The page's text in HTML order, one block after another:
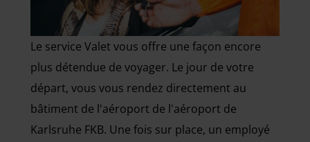
Le service Valet vous offre une façon encore
plus détendue de voyager. Le jour de votre
départ, vous vous rendez directement au
bâtiment de l'aéroport de l'aéroport de
Karlsruhe FKB. Une fois sur place, un employé